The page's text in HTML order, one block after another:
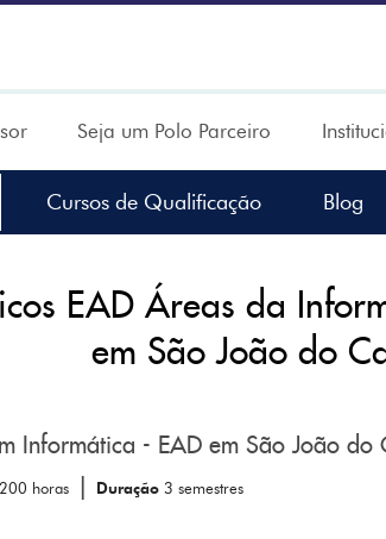
Seja um Polo Parceiro
Cursos de Qualificação Blog
EAD Áreas da
em São João do
Informática - EAD em São João do
horas | Duração3 semestres